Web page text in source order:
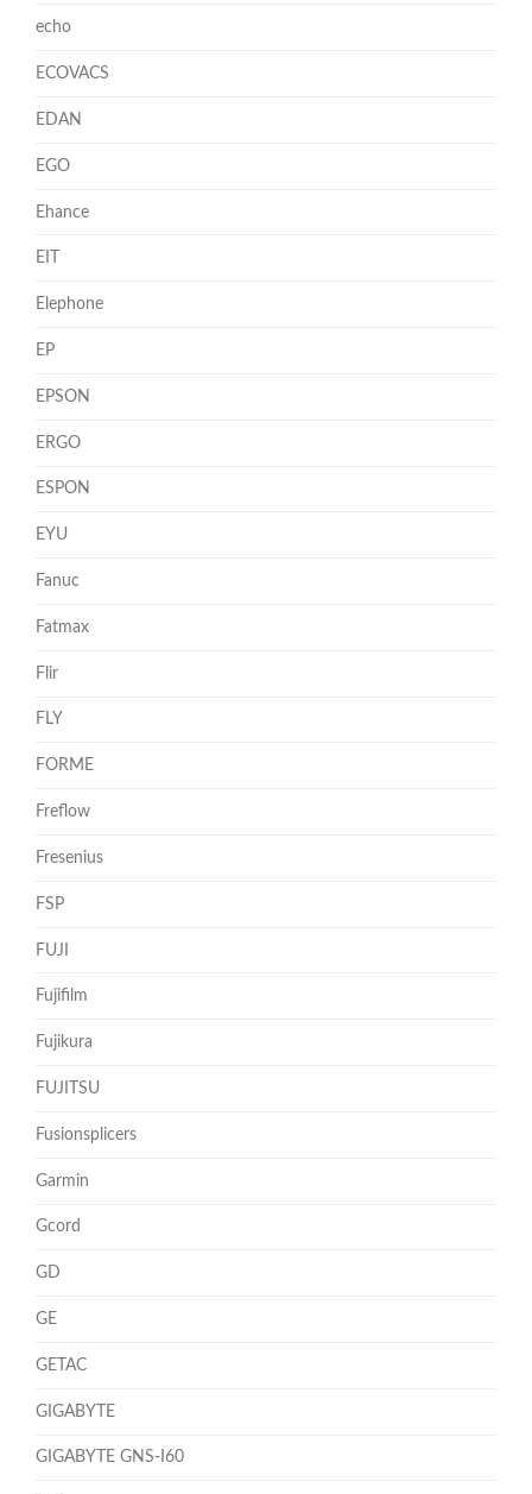
echo
ECOVACS
EDAN
EGO
Ehance
EIT
Elephone
EP
EPSON
ERGO
ESPON
EYU
Fanuc
Fatmax
Flir
FLY
FORME
Freflow
Fresenius
FSP
FUJI
Fujifilm
Fujikura
FUJITSU
Fusionsplicers
Garmin
Gcord
GD
GE
GETAC
GIGABYTE
GIGABYTE GNS-I60